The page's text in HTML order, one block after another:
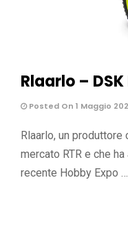
Rlaarlo –
Posted On 1 Maggio
Rlaarlo, un
mercato RTR e che
recente Hobby Expo …